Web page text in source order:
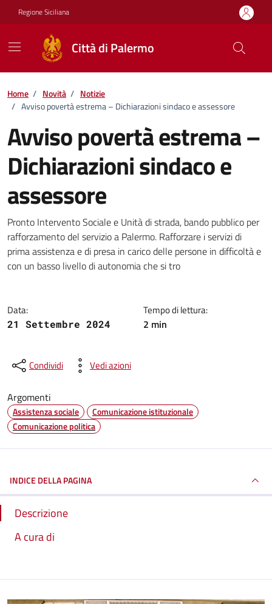
Vai ai contenuti
Vai al footer
Regione Siciliana
Città di Palermo
Home / Novità / Notizie
/ Avviso povertà estrema – Dichiarazioni sindaco e assessore
Avviso povertà estrema –
Dichiarazioni sindaco e
assessore
Dettagli della notizia
Pronto Intervento Sociale e Unità di strada, bando pubblico per
rafforzamento del servizio a Palermo. Rafforzare i servizi di
prima assistenza e di presa in carico delle persone in difficoltà e
con un basso livello di autonomia che si tro
Data:
21 Settembre 2024
Tempo di lettura:
2 min
Condividi Vedi azioni
Argomenti
Assistenza sociale
Comunicazione istituzionale
Comunicazione politica
INDICE DELLA PAGINA
Descrizione
A cura di